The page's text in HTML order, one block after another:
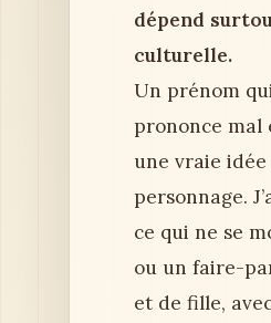
dépend
culturelle.
Un prénom
prononce mal
une vraie
personnage.
ce qui ne se
ou un faire-
et de fille,